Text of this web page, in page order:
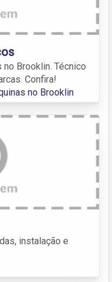
Brooklin. Técnico
Confira!
no Brooklin
instalação e